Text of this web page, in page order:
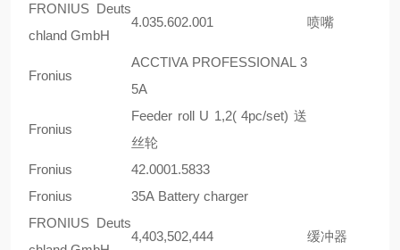
FRONIUS Deuts
chland GmbH
4.035.602.001 喷嘴
Fronius
ACCTIVA PROFESSIONAL 3
5A
Fronius
Feeder roll U 1,2( 4pc/set) 送
丝轮
Fronius
42.0001.5833
Fronius
35A Battery charger
FRONIUS Deuts
4,403,502,444 缓冲器